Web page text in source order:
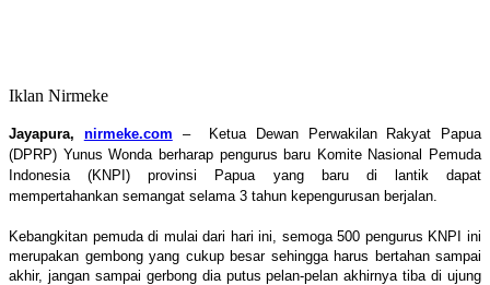
Iklan Nirmeke
Jayapura, nirmeke.com –
Ketua Dewan Perwakilan Rakyat Papua
(DPRP) Yunus Wonda berharap pengurus baru Komite Nasional Pemuda
Indonesia (KNPI) provinsi Papua yang baru di lantik dapat
mempertahankan semangat selama 3 tahun kepengurusan berjalan.
Kebangkitan pemuda di mulai dari hari ini, semoga 500 pengurus KNPI ini
merupakan gembong yang cukup besar sehingga harus bertahan sampai
akhir, jangan sampai gerbong dia putus pelan-pelan akhirnya tiba di ujung